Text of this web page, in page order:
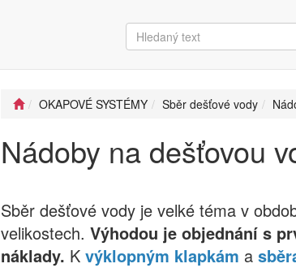
OKAPOVÉ SYSTÉMY Sběr dešťové vody
Nádoby na dešťovou
Sběr dešťové vody je velké téma v
velikostech. Výhodou je objednání s
náklady. K výklopným klapkám a